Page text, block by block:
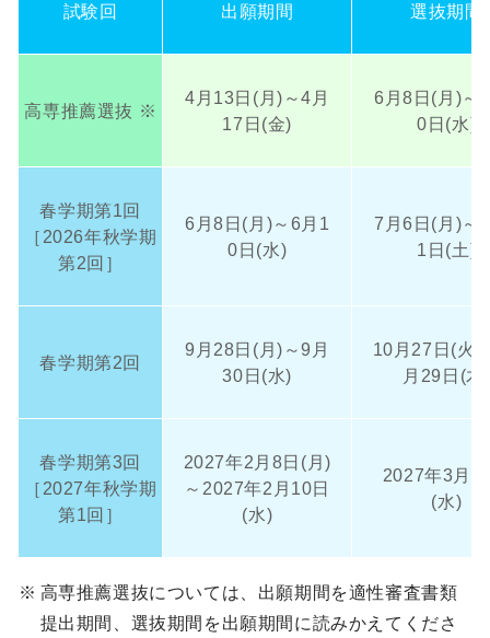
試験回 出願期間 選抜期間
高専推薦選抜 ※
4月13日(月)～4月
17日(金)
6月8日(月)～
0日(水)
春学期第1回
［2026年秋学期
第2回］
6月8日(月)～6月1
0日(水)
7月6日(月)～
1日(土)
春学期第2回
9月28日(月)～9月
30日(水)
10月27日(火)
月29日(木)
春学期第3回
［2027年秋学期
第1回］
2027年2月8日(月)
～2027年2月10日
(水)
2027年3月
(水)
※ 高専推薦選抜については、出願期間を適性審査書類
提出期間、選抜期間を出願期間に読みかえてくださ